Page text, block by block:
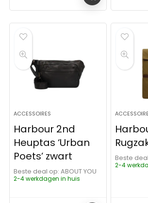
ACCESSOIRES
Harbour 2nd
Heuptas ‘Urban
Poets’ zwart
Beste deal op:
ABOUT YOU
2-4 werkdagen in huis
Beste
2-4